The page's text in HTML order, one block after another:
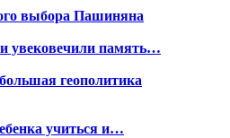
выбора Пашиняна
увековечили память…
геополитика
учиться и…